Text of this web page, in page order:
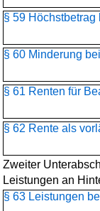
§ 59 Höchstbetrag
§ 60 Minderung
§ 61 Renten für
§ 62 Rente als
Zweiter
Leistungen an
§ 63 Leistungen